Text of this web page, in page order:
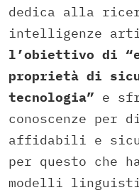
dedica alla
intelligenze
l’obiettivo di
proprietà di
tecnologia” e
conoscenze per
affidabili e
per questo che
modelli